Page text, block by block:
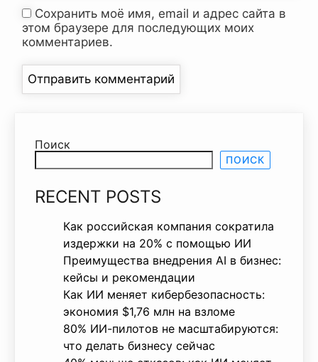
Сохранить моё имя, email и адрес сайта в
этом браузере для последующих моих
комментариев.
Поиск
ПОИСК
RECENT POSTS
Как российская компания сократила
издержки на 20% с помощью ИИ
Преимущества внедрения AI в бизнес:
кейсы и рекомендации
Как ИИ меняет кибербезопасность:
экономия $1,76 млн на взломе
80% ИИ-пилотов не масштабируются:
что делать бизнесу сейчас